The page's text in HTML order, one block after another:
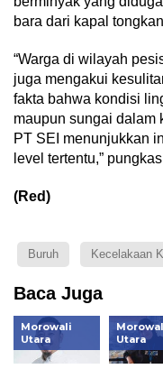
bara dari kapal
“Warga di wilayah
juga mengakui
fakta bahwa kondisi
maupun sungai dalam
PT SEI menunjukkan
level tertentu,”
(Red)
Buruh Kecelakaan
Baca Juga
Morowali
Utara
Utara